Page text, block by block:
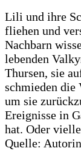
Lili und ihre
fliehen und
Nachbarn
lebenden
Thursen, sie
schmieden die
um sie
Ereignisse in
hat. Oder
Quelle: Autorin